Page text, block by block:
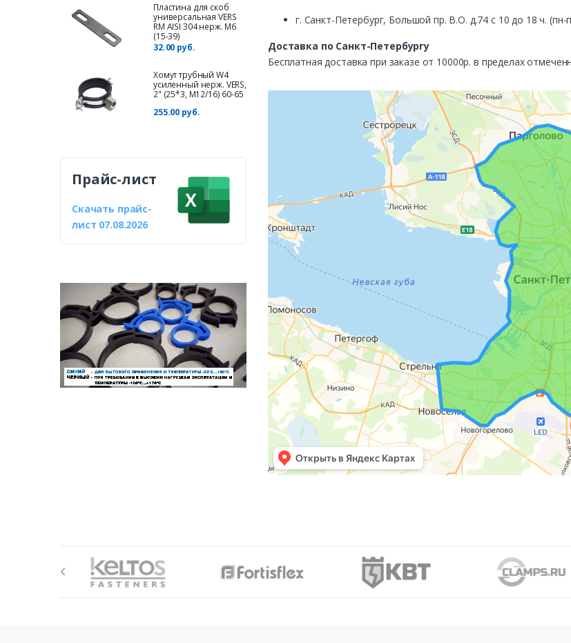
Пластина для cкоб
универсальная VERS
RM AISI 304 нерж. M6
(15-39)
32.00 руб.
Хомут трубный W4
усиленный нерж. VERS,
2" (25*3, М12/16) 60-65
255.00 руб.
Прайс-лист
Скачать прайс-
лист 07.08.2026
г. Санкт-Петербург, Большой пр. В.О. д.74 с 10 до 18 ч. (пн-
Доставка по Санкт-Петербургу
Бесплатная доставка при заказе от 10000р. в пределах